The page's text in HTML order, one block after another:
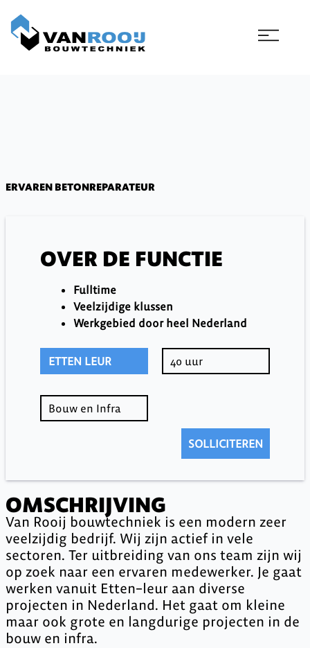
naar
ERVAREN BETONREPARATEUR
OVER DE FUNCTIE
Fulltime
Veelzijdige klussen
Werkgebied door heel Nederland
ETTEN LEUR 40 uur
Bouw en Infra
SOLLICITEREN
OMSCHRIJVING
Van Rooij bouwtechniek is een modern zeer
veelzijdig bedrijf. Wij zijn actief in vele
sectoren. Ter uitbreiding van ons team zijn wij
op zoek naar een ervaren medewerker. Je gaat
werken vanuit Etten–leur aan diverse
projecten in Nederland. Het gaat om kleine
maar ook grote en langdurige projecten in de
bouw en infra.